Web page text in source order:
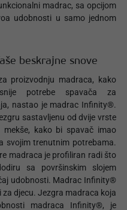
madrac, sa opcijom
udobnosti u samo jednom
beskrajne snove
proizvodnju madraca, kako
potrebe spavača za
nastao je madrac Infinity®.
sastavljenu od dvije vrste
kako bi spavač imao
svojim trenutnim potrebama.
madraca je profiliran radi što
sa površinskim slojem
udobnosti. Madrac Infinity®
djecu. Jezgra madraca koja
madraca Infinity®, je